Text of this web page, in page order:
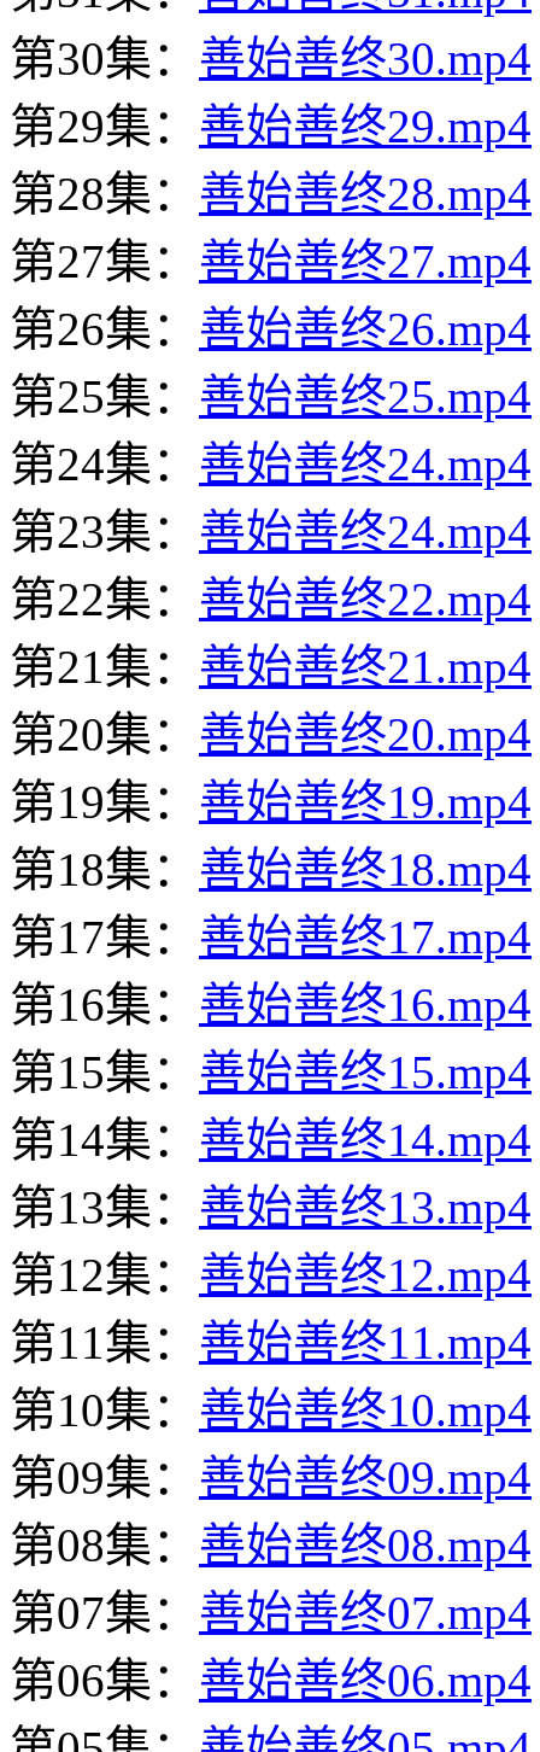
第30集： 善始善终30.mp4
第29集： 善始善终29.mp4
第28集： 善始善终28.mp4
第27集： 善始善终27.mp4
第26集： 善始善终26.mp4
第25集： 善始善终25.mp4
第24集： 善始善终24.mp4
第23集： 善始善终24.mp4
第22集： 善始善终22.mp4
第21集： 善始善终21.mp4
第20集： 善始善终20.mp4
第19集： 善始善终19.mp4
第18集： 善始善终18.mp4
第17集： 善始善终17.mp4
第16集： 善始善终16.mp4
第15集： 善始善终15.mp4
第14集： 善始善终14.mp4
第13集： 善始善终13.mp4
第12集： 善始善终12.mp4
第11集： 善始善终11.mp4
第10集： 善始善终10.mp4
第09集： 善始善终09.mp4
第08集： 善始善终08.mp4
第07集： 善始善终07.mp4
第06集： 善始善终06.mp4